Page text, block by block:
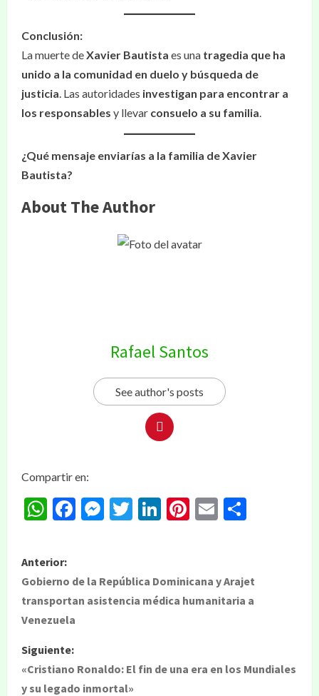
Conclusión:
La muerte deXavier Bautista es una tragedia que ha
unido a la comunidad en duelo y búsqueda de
justicia. Las autoridades investigan para encontrar a
los responsables y llevar consuelo a su familia.
¿Qué mensaje enviarías a la familia de Xavier
Bautista?
About The Author
Rafael Santos
See author's posts
Compartir en:
WhatsApp
Facebook
Messenger
Twitter
LinkedIn
Pinterest
Email
Anterior:
Gobierno de la República Dominicana y Arajet
transportan asistencia médica humanitaria a
Venezuela
Siguiente:
«Cristiano Ronaldo: El fin de una era en los Mundiales
y su legado inmortal»